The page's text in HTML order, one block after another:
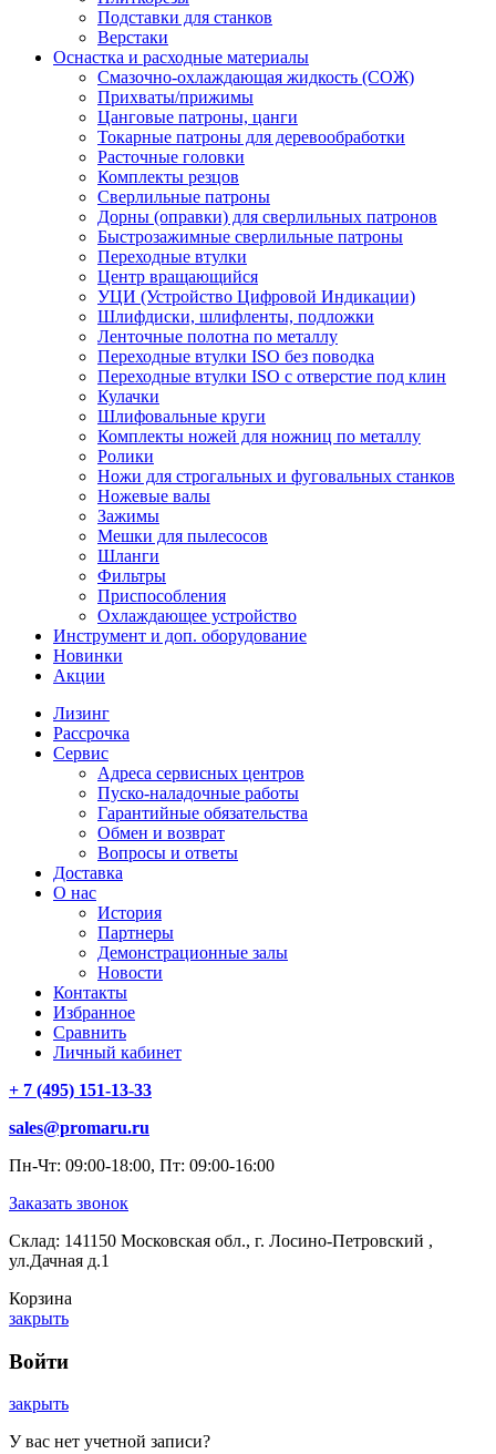
Подставки для станков
Верстаки
Оснастка и расходные материалы
Смазочно-охлаждающая жидкость (СОЖ)
Прихваты/прижимы
Цанговые патроны, цанги
Токарные патроны для деревообработки
Расточные головки
Комплекты резцов
Сверлильные патроны
Дорны (оправки) для сверлильных патронов
Быстрозажимные сверлильные патроны
Переходные втулки
Центр вращающийся
УЦИ (Устройство Цифровой Индикации)
Шлифдиски, шлифленты, подложки
Ленточные полотна по металлу
Переходные втулки ISO без поводка
Переходные втулки ISO с отверстие под клин
Кулачки
Шлифовальные круги
Комплекты ножей для ножниц по металлу
Ролики
Ножи для строгальных и фуговальных станков
Ножевые валы
Зажимы
Мешки для пылесосов
Шланги
Фильтры
Приспособления
Охлаждающее устройство
Инструмент и доп. оборудование
Новинки
Акции
Лизинг
Рассрочка
Сервис
Адреса сервисных центров
Пуско-наладочные работы
Гарантийные обязательства
Обмен и возврат
Вопросы и ответы
Доставка
О нас
История
Партнеры
Демонстрационные залы
Новости
Контакты
Избранное
Сравнить
Личный кабинет
+ 7 (495) 151-13-33
sales@promaru.ru
Пн-Чт: 09:00-18:00, Пт: 09:00-16:00
Заказать звонок
Склад: 141150 Московская обл., г. Лосино-Петровский ,
ул.Дачная д.1
Корзина
закрыть
Войти
закрыть
У вас нет учетной записи?